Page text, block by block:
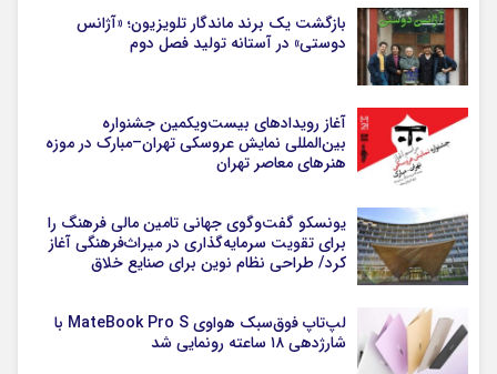
بازگشت یک برند ماندگار تلویزیون؛ «آژانس
دوستی» در آستانه تولید فصل دوم
آغاز رویدادهای بیست‌ویکمین جشنواره
بین‌المللی نمایش عروسکی تهران–مبارک در موزه
هنرهای معاصر تهران
یونسکو گفت‌وگوی جهانی تامین مالی فرهنگ را
برای تقویت سرمایه‌گذاری در میراث‌فرهنگی آغاز
کرد/ طراحی نظام نوین برای صنایع خلاق
لپ‌تاپ فوق‌سبک هواوی MateBook Pro S با
شارژدهی ۱۸ ساعته رونمایی شد